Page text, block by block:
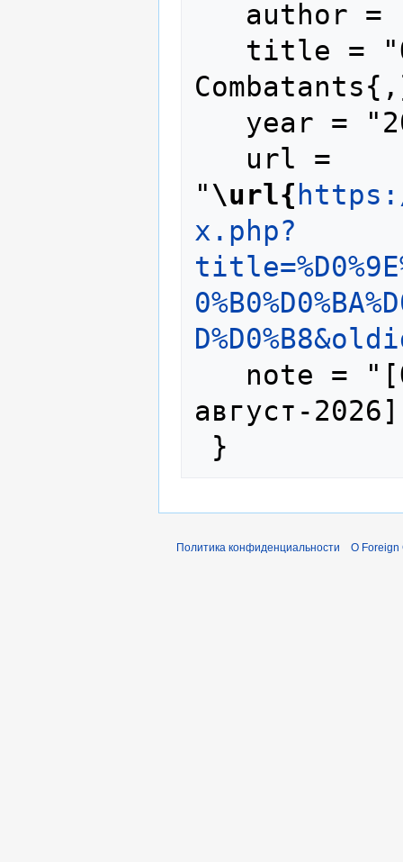
"\url{
x.php?
август-
Политика конфиденциальности О Foreign